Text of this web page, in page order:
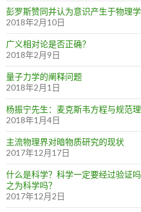
彭罗斯赞同并认为意识产生于物理
2018年2月10日
广义相对论是否正确？
2018年2月9日
量子力学的阐释问题
2018年2月1日
杨振宁先生：麦克斯韦方程与规范
2018年1月4日
主流物理界对暗物质研究的现状
2017年12月17日
什么是科学？科学一定要经过验证
之为科学吗？
2017年12月2日